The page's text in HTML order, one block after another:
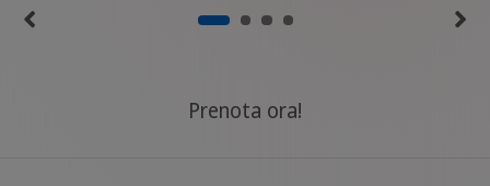
Prenota ora!